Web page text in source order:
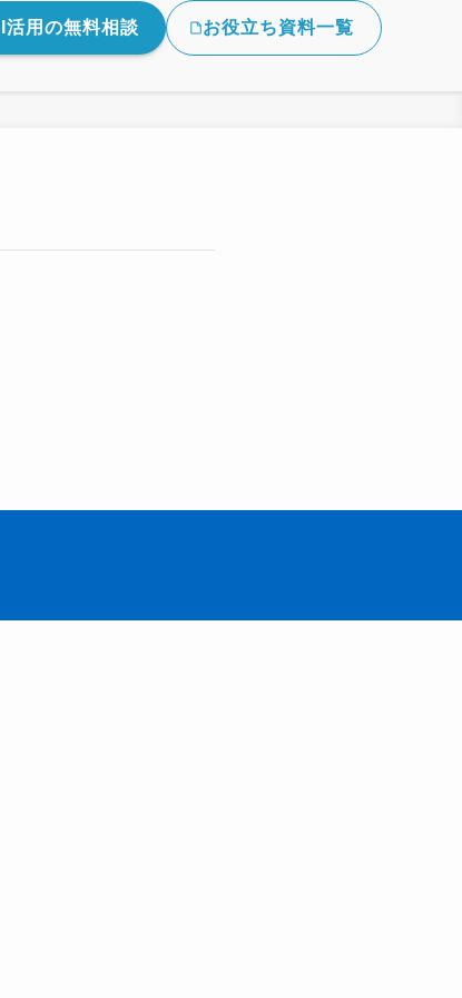
活用の無料相談 お役立ち資料一覧